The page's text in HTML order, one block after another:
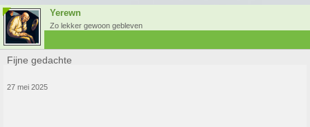
Yerewn
Zo lekker gewoon gebleven
Fijne gedachte
27 mei 2025